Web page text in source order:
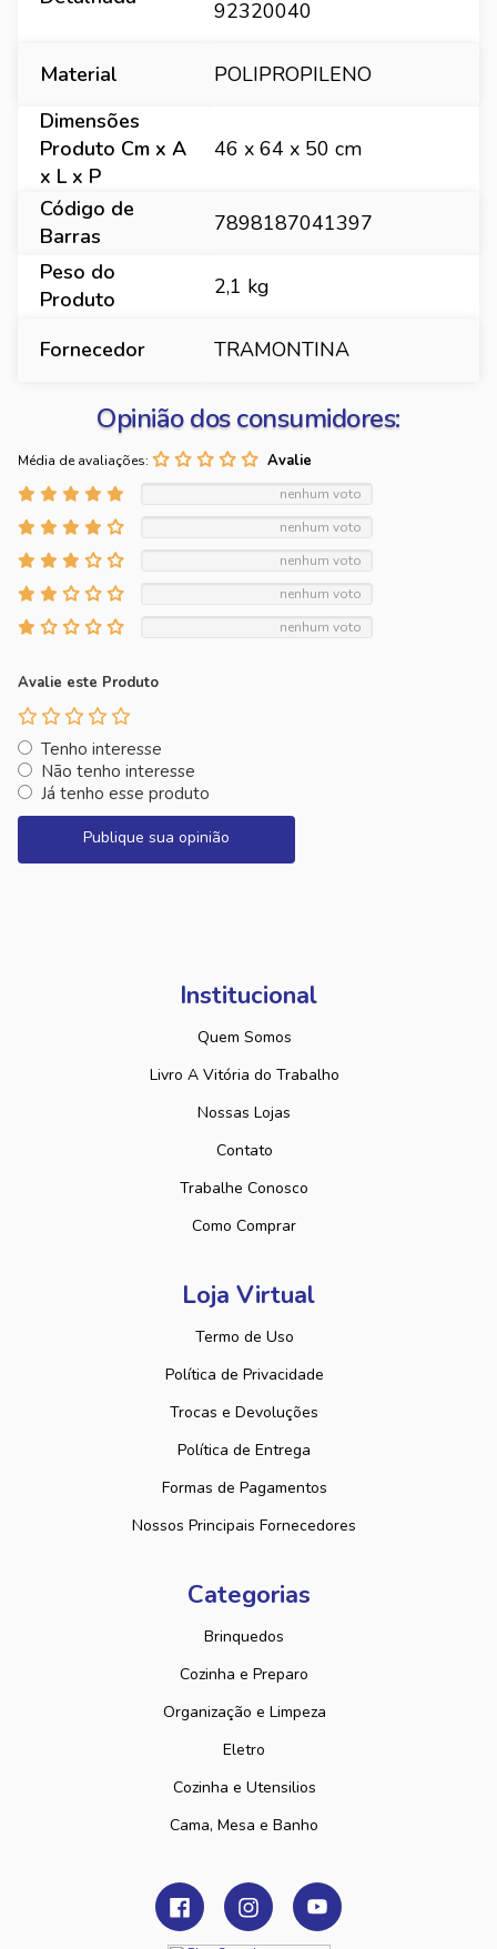
92320040
Material
POLIPROPILENO
Dimensões
Produto Cm x A
x L x P
46 x 64 x 50 cm
Código de
Barras
7898187041397
Peso do
Produto
2,1 kg
Fornecedor TRAMONTINA
Opinião dos consumidores:
Média de avaliações:
nenhum voto
nenhum voto
nenhum voto
nenhum voto
nenhum voto
Avalie este Produto
Tenho interesse
Não tenho interesse
Já tenho esse produto
Publique sua opinião
Institucional
Quem Somos
Livro A Vitória do Trabalho
Nossas Lojas
Contato
Trabalhe Conosco
Como Comprar
Loja Virtual
Termo de Uso
Política de Privacidade
Trocas e Devoluções
Política de Entrega
Formas de Pagamentos
Nossos Principais Fornecedores
Categorias
Brinquedos
Cozinha e Preparo
Organização e Limpeza
Eletro
Cozinha e Utensilios
Cama, Mesa e Banho